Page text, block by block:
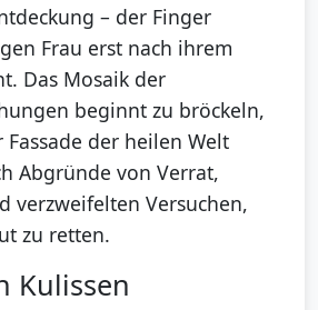
– der Finger
Frau erst nach ihrem
Das Mosaik der
beginnt zu bröckeln,
der heilen Welt
Abgründe von Verrat,
verzweifelten Versuchen,
zu retten.
Kulissen